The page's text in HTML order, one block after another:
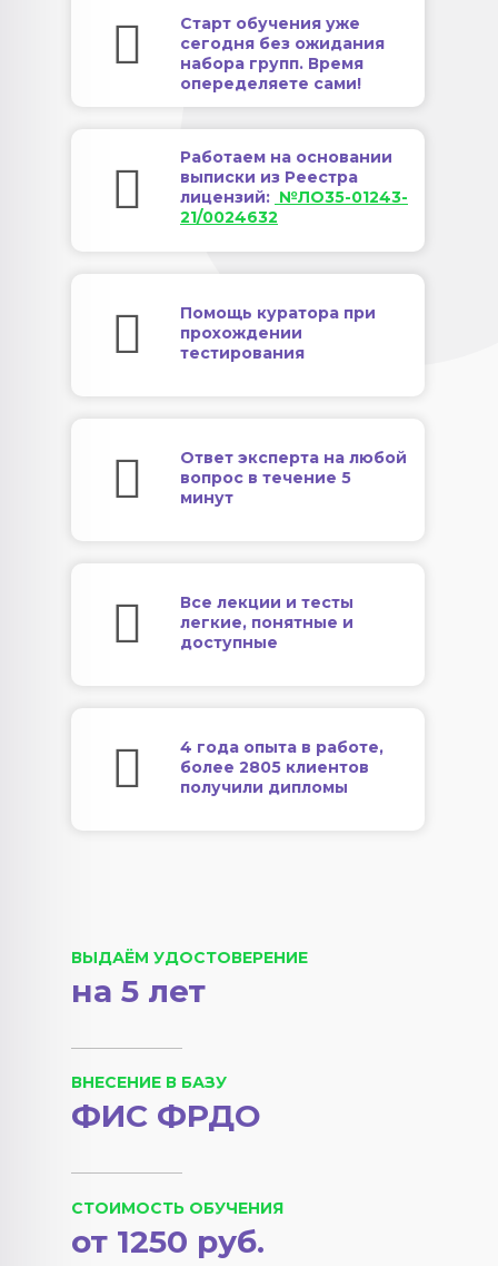
Старт обучения уже
сегодня без ожидания
набора групп. Время
опеределяете сами!
Работаем на основании
выписки из Реестра
лицензий: №ЛО35-01243-
21/0024632
Помощь куратора при
прохождении
тестирования
Ответ эксперта на любой
вопрос в течение 5
минут
Все лекции и тесты
легкие, понятные и
доступные
4 года опыта в работе,
более 2805 клиентов
получили дипломы
ВЫДАЁМ УДОСТОВЕРЕНИЕ
на 5 лет
ВНЕСЕНИЕ В БАЗУ
ФИС ФРДО
СТОИМОСТЬ ОБУЧЕНИЯ
от 1250 руб.